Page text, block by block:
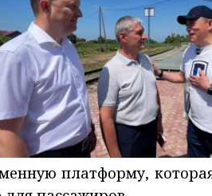
платформу,